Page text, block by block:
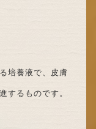
培養液で、皮膚
するものです。